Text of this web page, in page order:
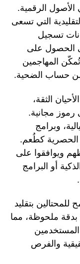
الرقمية.
التي تسعى
تسجيل
الحصول على
المهاجمين
من حساب الضحية.
الثقة،
رموز مجانية.
وبرامج
الحصرية كطُعم.
ويوافقوا على
أو البرامج
للمحتالين بتقليد
ملحوظة، مما
والفرص